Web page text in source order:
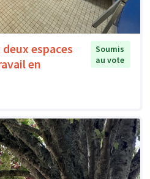
espaces
en
Soumis
au vote